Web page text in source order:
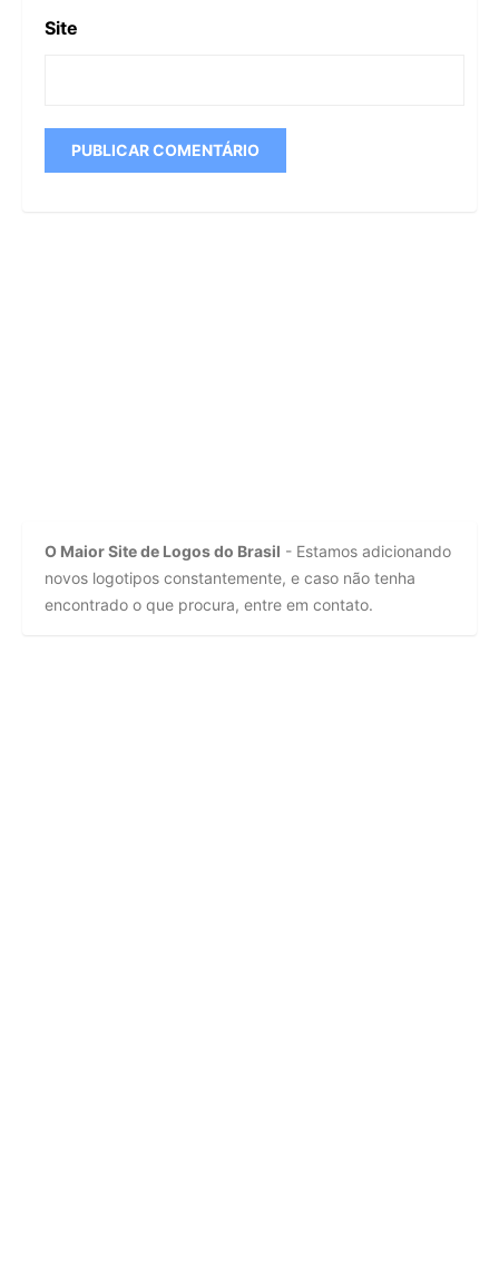
Site
O Maior Site de Logos do Brasil - Estamos adicionando
novos logotipos constantemente, e caso não tenha
encontrado o que procura, entre em contato.